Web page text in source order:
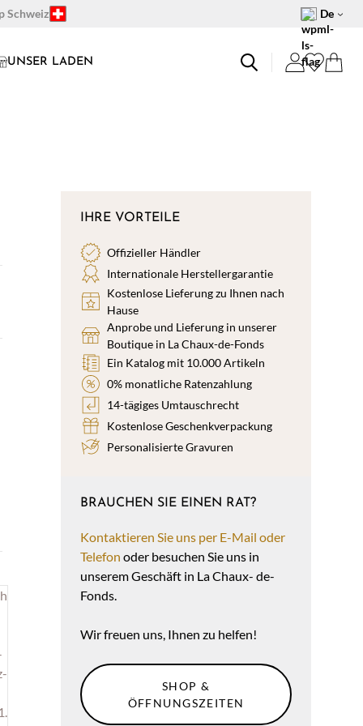
Schweiz De
UNSER LADEN
IHRE VORTEILE
Offizieller Händler
Internationale Herstellergarantie
Kostenlose Lieferung zu Ihnen nach
Hause
Anprobe und Lieferung in unserer
Boutique in La Chaux-de-Fonds
Ein Katalog mit 10.000 Artikeln
0% monatliche Ratenzahlung
14-tägiges Umtauschrecht
Kostenlose Geschenkverpackung
Personalisierte Gravuren
BRAUCHEN SIE EINEN RAT?
Kontaktieren Sie uns per E-Mail oder
Telefon oder besuchen Sie uns in
unserem Geschäft in La Chaux- de-
Fonds.
Wir freuen uns, Ihnen zu helfen!
SHOP &
ÖFFNUNGSZEITEN